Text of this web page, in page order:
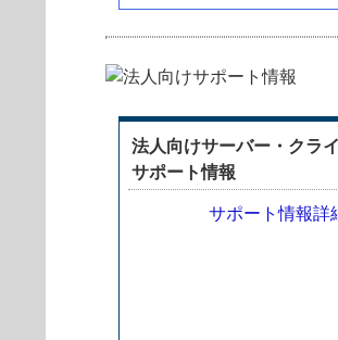
法人向けサーバー・クラ
サポート情報
サポート情報詳